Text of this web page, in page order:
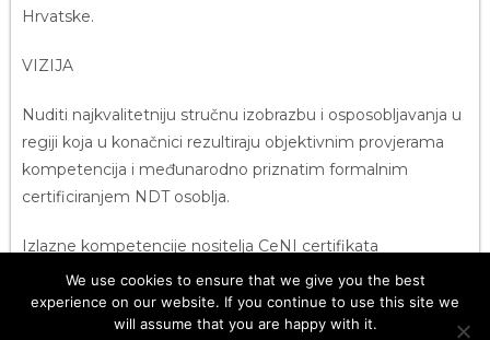
Hrvatske.
VIZIJA
Nuditi najkvalitetniju stručnu izobrazbu i osposobljavanja u
regiji koja u konačnici rezultiraju objektivnim provjerama
kompetencija i međunarodno priznatim formalnim
certificiranjem NDT osoblja.
Izlazne kompetencije nositelja CeNI certifikata
predstavljati će zaštitni znak izobrazbe i rada Centra koji se
temelje na kvaliteti, uslužnosti, povjerenju,
transparentnosti, profesionalnosti, stručnosti i inovativnosti
We use cookies to ensure that we give you the best
experience on our website. If you continue to use this site we
will assume that you are happy with it.